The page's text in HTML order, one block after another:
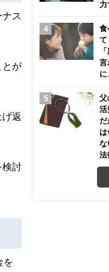
ス
とが
返
検討
を
力
食
て
言
に
父
活
だ
は
な
法